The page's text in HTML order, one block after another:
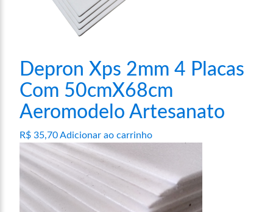
Depron Xps 2mm 4 Placas
Com 50cmX68cm
Aeromodelo Artesanato
R$ 35,70Adicionar ao carrinho